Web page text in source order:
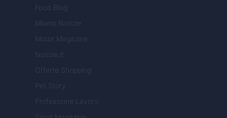
Food Blog
Milano Notizie
Motor Magazine
Notizie.it
Offerte Shopping
Pet Story
Professione Lavoro